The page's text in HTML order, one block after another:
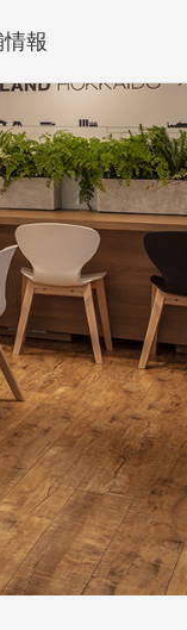
情報